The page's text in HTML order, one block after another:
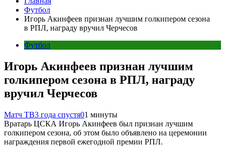
Футбол
Игорь Акинфеев признан лучшим голкипером сезона
в РПЛ, награду вручил Черчесов
Футбол
Игорь Акинфеев признан лучшим
голкипером сезона в РПЛ, награду
вручил Черчесов
Матч ТВ3 года спустя01 минуты
Вратарь ЦСКА Игорь Акинфеев был признан лучшим
голкипером сезона, об этом было объявлено на церемонии
награждения первой ежегодной премии РПЛ.